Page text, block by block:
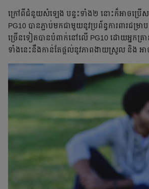
ក្រៅ​ពី​ជំនួយ​​សំឡេង​ បន្ទះ​ទាំង២ នោះ​ក៏​អាច​ប្រើ​ស
PG10 បាន​ភ្ជាប់​មក​ជា​មួយ​នូវ​ប្រព័ន្ធ​ការពារ​ជ
ច្រើន​ទៀត​បាន​បំពាក់​នៅ​លើ PG10 ដោយ​អ្នក​គ្រា
ទាំង​នេះ​នឹង​កាន់​តែ​ផ្ដល់​នូវ​ភាព​ងាយ​ស្រួល និង អ